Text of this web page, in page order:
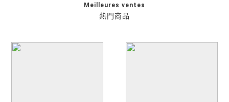
熱門商品
Meilleures ventes